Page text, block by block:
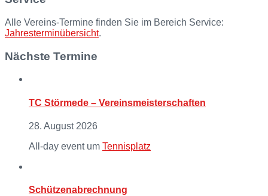
Alle Vereins-Termine finden Sie im Bereich Service:
Jahresterminübersicht.
Nächste Termine
TC Störmede – Vereinsmeisterschaften
28. August 2026
All-day event um Tennisplatz
Schützenabrechnung